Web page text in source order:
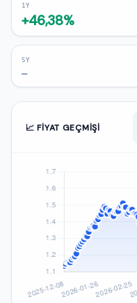
1Y
+46,38%
5Y
—
📈 FIYAT GEÇMIŞI